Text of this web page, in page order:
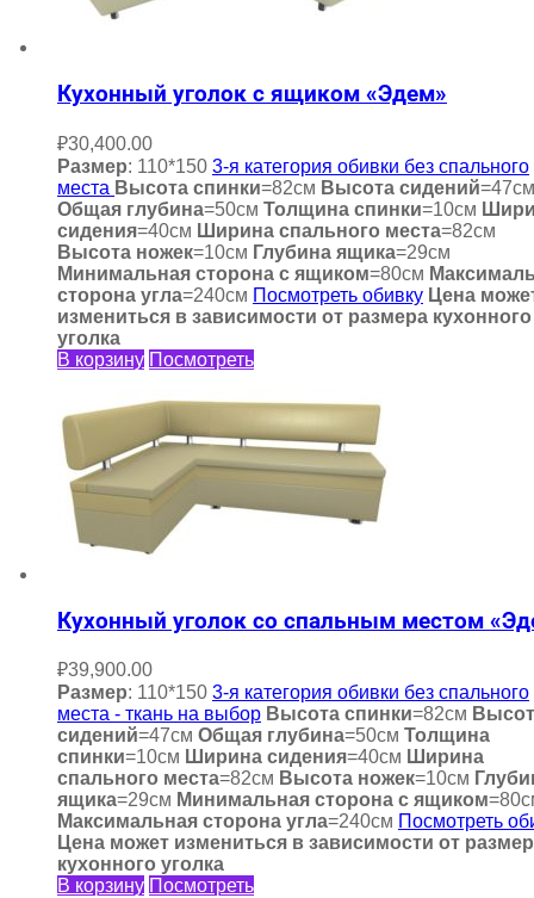
Кухонный уголок с ящиком «Эдем»
₽30,400.00
Размер: 110*150 3-я категория обивки без спального
места Высота спинки=82см Высота сидений=47см
Общая глубина=50см Толщина спинки=10см
сидения=40см Ширина спального места=82см
Высота ножек=10см Глубина ящика=29см
Минимальная сторона с ящиком=80см
сторона угла=240см Посмотреть обивку Цена
измениться в зависимости от размера кухонного
уголка
В корзину Посмотреть
Кухонный уголок со спальным местом
₽39,900.00
Размер: 110*150 3-я категория обивки без спального
места - ткань на выбор Высота спинки=82см
сидений=47см Общая глубина=50см Толщина
спинки=10см Ширина сидения=40см Ширина
спального места=82см Высота ножек=10см
ящика=29см Минимальная сторона с ящиком
Максимальная сторона угла=240см Посмотреть
Цена может измениться в зависимости от
кухонного уголка
В корзину Посмотреть